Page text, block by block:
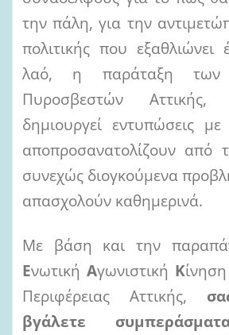
την πάλη, για την
πολιτικής που εξαθλιώνει
λαό, η παράταξη των
Πυροσβεστών Αττικής,
δημιουργεί εντυπώσεις με
αποπροσανατολίζουν από
συνεχώς διογκούμενα
απασχολούν καθημερινά.
Με βάση και την
Ενωτική Αγωνιστική Κίνηση
Περιφέρειας Αττικής,
βγάλετε